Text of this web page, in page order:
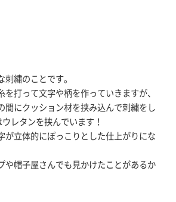
刺繍のことです。
を打って文字や柄を作っていきますが、
間にクッション材を挟み込んで刺繍をし
レタンを挟んでいます！
が立体的にぽっこりとした仕上がりにな
や帽子屋さんでも見かけたことがあるか